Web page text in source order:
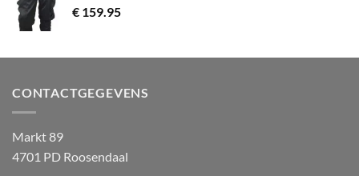
€ 159.95
CONTACTGEGEVENS
Markt 89
4701 PD Roosendaal